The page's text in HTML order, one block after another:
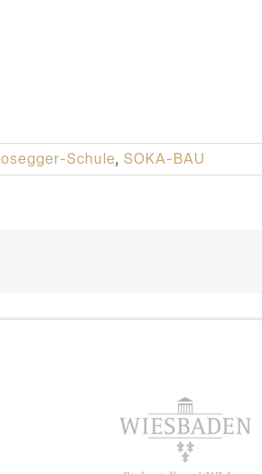
Schule, SOKA-BAU